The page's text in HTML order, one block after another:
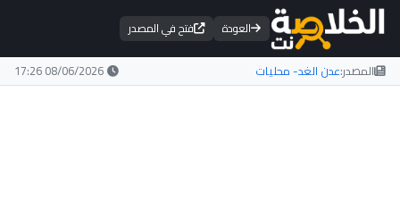
العودة فتح في المصدر
المصدر:عدن الغد- محليات 08/06/2026 17:26